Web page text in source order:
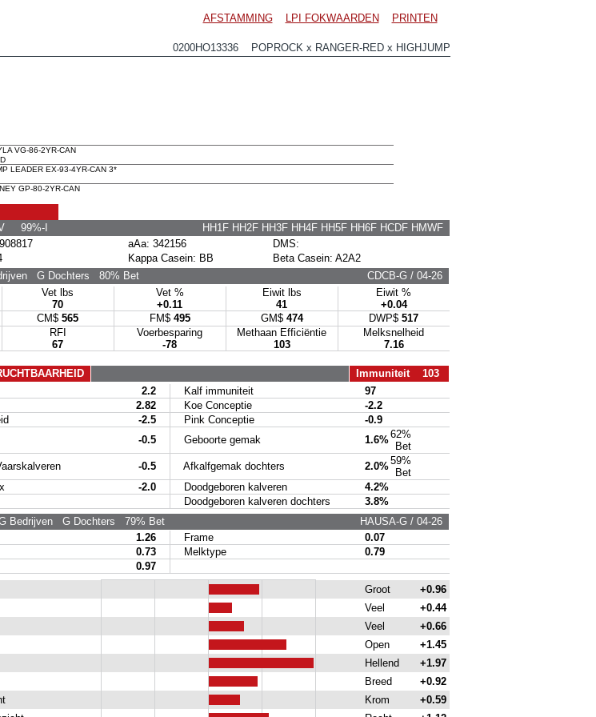
AFSTAMMING LPI FOKWAARDEN PRINTEN
0200HO13336 POPROCK x RANGER-RED x HIGHJUMP
VG-86-2YR-CAN
LEADER EX-93-4YR-CAN 3*
GP-80-2YR-CAN
99%-I
HH1F HH2F HH3F HH4F HH5F HH6F HCDF HMWF
aAa: 342156
DMS:
Kappa Casein: BB
Beta Casein: A2A2
G Dochters 80% Bet
CDCB-G / 04-26
Vet lbs
70
Vet %
+0.11
Eiwit lbs
41
Eiwit %
+0.04
CM$ 565 FM$ 495 GM$ 474 DWP$ 517
RFI
67
Voerbesparing
-78
Methaan Efficiëntie
103
Melksnelheid
7.16
Immuniteit 103
2.2 Kalf immuniteit
97
2.82 Koe Conceptie
-2.2
-2.5 Pink Conceptie
-0.9
-0.5 Geboorte gemak 1.6%62%
Bet
-0.5 Afkalfgemak dochters 2.0%59%
Bet
-2.0 Doodgeboren kalveren
4.2%
Doodgeboren kalveren dochters
3.8%
BedrijvenG Dochters 79% Bet
HAUSA-G / 04-26
1.26 Frame
0.07
0.73 Melktype
0.79
0.97
Groot
+0.96
Veel
+0.44
Veel
+0.66
Open
+1.45
Hellend
+1.97
Breed
+0.92
Krom
+0.59